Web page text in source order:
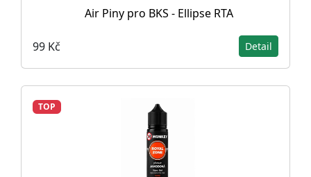
Air Piny pro BKS - Ellipse RTA
99 Kč Detail
TOP